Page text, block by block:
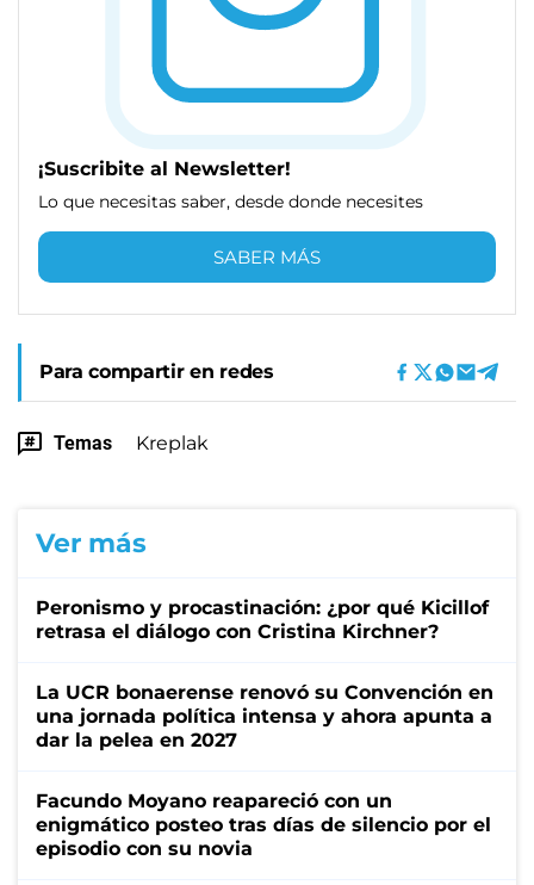
¡Suscribite al Newsletter!
Lo que necesitas saber, desde donde necesites
SABER MÁS
Para compartir en redes
Temas Kreplak
Ver más
Peronismo y procastinación: ¿por qué Kicillof
retrasa el diálogo con Cristina Kirchner?
La UCR bonaerense renovó su Convención en
una jornada política intensa y ahora apunta a
dar la pelea en 2027
Facundo Moyano reapareció con un
enigmático posteo tras días de silencio por el
episodio con su novia